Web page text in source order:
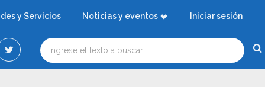
y Servicios Noticias y eventos Iniciar sesión